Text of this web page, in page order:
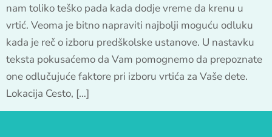
nam toliko teško pada kada dodje vreme da krenu u
vrtić. Veoma je bitno napraviti najbolji moguću odluku
kada je reč o izboru predškolske ustanove. U nastavku
teksta pokusaćemo da Vam pomognemo da prepoznate
one odlučujuće faktore pri izboru vrtića za Vaše dete.
Lokacija Cesto, […]